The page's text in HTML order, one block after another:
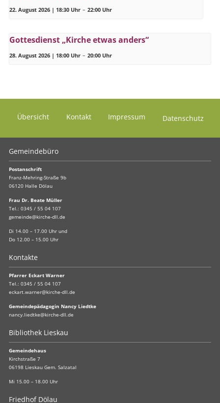
22. August 2026 | 18:30 Uhr – 22:00 Uhr
Gottesdienst „Kirche etwas anders“
28. August 2026 | 18:00 Uhr – 20:00 Uhr
Übersicht Kontakt Impressum Datenschutz
Gemeindebüro
Postanschrift
Franz-Mehring-Straße 9b
06120 Halle Dölau
Frau Dr. Beate Müller
Tel.: 0345 / 55 04 107
gemeinde@kirche-dll.de
Di 14.00 – 17.00 Uhr und
Do 12.00 – 15.00 Uhr
Kontakte
Pfarrer Eckart Warner
Tel.: 0345 / 55 04 107
eckart.warner@kirche-dll.de
Gemeindepädagogin Nancy Liedtke
nancy.liedtke@kirche-dll.de
Bibliothek Lieskau
Gemeindehaus
Kirchstraße 7
06198 Lieskau Gem. Salzatal
Mi 15.00 – 18.00 Uhr
Friedhof Dölau